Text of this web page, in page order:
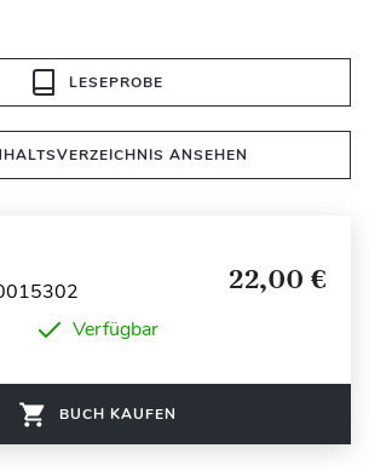
LESEPROBE
ANSEHEN
22,00 €
Verfügbar
BUCH KAUFEN